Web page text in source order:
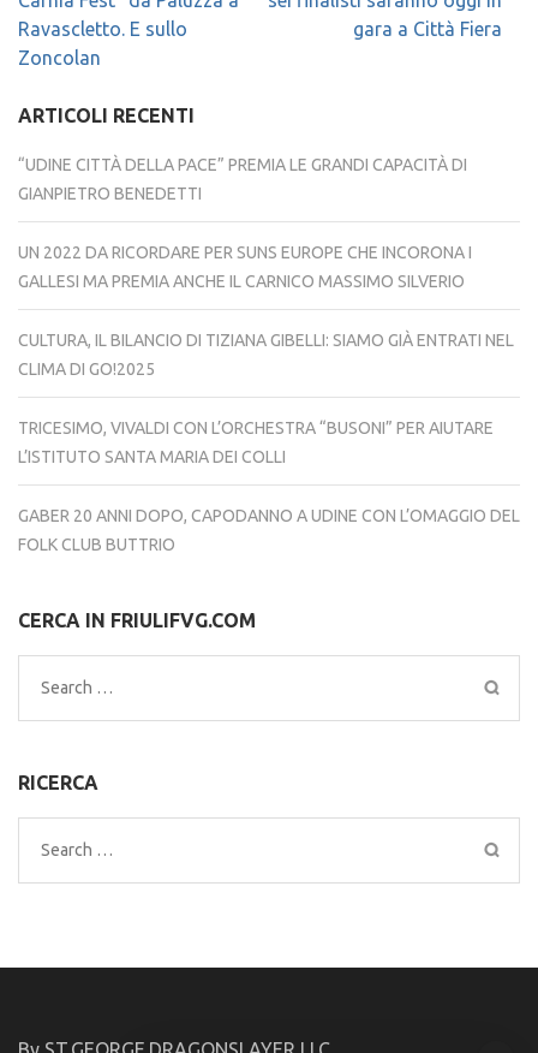
Ravascletto. E sullo
Zoncolan
gara a Città Fiera
ARTICOLI RECENTI
“UDINE CITTÀ DELLA PACE” PREMIA LE GRANDI CAPACITÀ DI
GIANPIETRO BENEDETTI
UN 2022 DA RICORDARE PER SUNS EUROPE CHE INCORONA I
GALLESI MA PREMIA ANCHE IL CARNICO MASSIMO SILVERIO
CULTURA, IL BILANCIO DI TIZIANA GIBELLI: SIAMO GIÀ ENTRATI NEL
CLIMA DI GO!2025
TRICESIMO, VIVALDI CON L’ORCHESTRA “BUSONI” PER AIUTARE
L’ISTITUTO SANTA MARIA DEI COLLI
GABER 20 ANNI DOPO, CAPODANNO A UDINE CON L’OMAGGIO DEL
FOLK CLUB BUTTRIO
CERCA IN FRIULIFVG.COM
Search
for:
RICERCA
Search
for: